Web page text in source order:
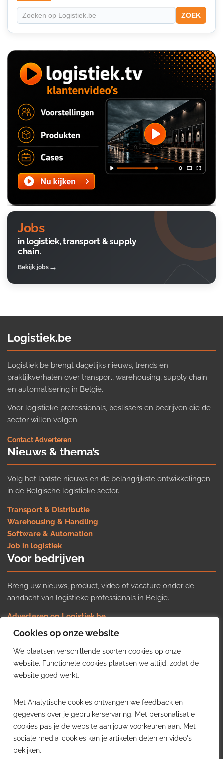
Cookies op onze website
We plaatsen verschillende soorten cookies op onze
website. Functionele cookies plaatsen we altijd, zodat de
website goed werkt.
Met Analytische cookies ontvangen we feedback en
gegevens over je gebruikerservaring. Met personalisatie-
cookies pas je de website aan jouw voorkeuren aan. Met
sociale media-cookies kan je artikelen delen en video's
bekijken.
ZOEK
Jobs
in logistiek, transport & supply
chain.
Bekijk jobs
Logistiek.be
Logistiek.be brengt dagelijks nieuws, trends en
praktijkverhalen over transport, warehousing, supply chain
en automatisering in België.
Voor logistieke professionals, beslissers en bedrijven die de
sector willen volgen.
Contact·Adverteren
Nieuws & thema’s
Volg het laatste nieuws en de belangrijkste ontwikkelingen
in de Belgische logistieke sector.
Transport & Distributie
Warehousing & Handling
Software & Automation
Job in logistiek
Voor bedrijven
Breng uw nieuws, product, video of vacature onder de
aandacht van logistieke professionals in België.
Adverteren op Logistiek.be
Nieuws insturen
Uw video op Logistiek.TV
Job plaatsen
Gratis wekelijkse update
inzichten uit de Belgische logistieke sector in uw inbox.
Ontvang je gratis
wekelijkse update